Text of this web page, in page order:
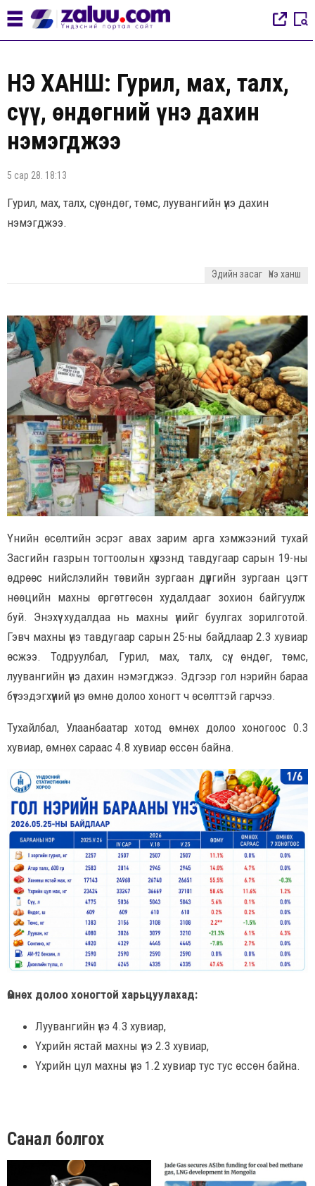
ҮНЭ ХАНШ: Гурил, мах, талх,
сүү, өндөгний үнэ дахин
нэмэгджээ
5 сар 28. 18:13
Гурил, мах, талх, сүү, өндөг, төмс, луувангийн үнэ дахин
нэмэгджээ.
Эдийн засаг Үнэ ханш
Үнийн өсөлтийн эсрэг авах зарим арга хэмжээний тухай
Засгийн газрын тогтоолын хүрээнд тавдугаар сарын 19-ны
өдрөөс нийслэлийн төвийн зургаан дүүргийн зургаан цэгт
нөөцийн махны өргөтгөсөн худалдааг зохион байгуулж
буй. Энэхүү худалдаа нь махны үнийг буулгах зорилготой.
Гэвч махны үнэ тавдугаар сарын 25-ны байдлаар 2.3 хувиар
өсжээ. Тодруулбал, Гурил, мах, талх, сүү, өндөг, төмс,
луувангийн үнэ дахин нэмэгджээ. Эдгээр гол нэрийн бараа
бүтээдэгхүүний үнэ өмнө долоо хоногт ч өсөлттэй гарчээ.
Тухайлбал, Улаанбаатар хотод өмнөх долоо хоногоос 0.3
хувиар, өмнөх сараас 4.8 хувиар өссөн байна.
Өмнөх долоо хоногтой харьцуулахад:
Луувангийн үнэ 4.3 хувиар,
Үхрийн ястай махны үнэ 2.3 хувиар,
Үхрийн цул махны үнэ 1.2 хувиар тус тус өссөн байна.
Санал болгох